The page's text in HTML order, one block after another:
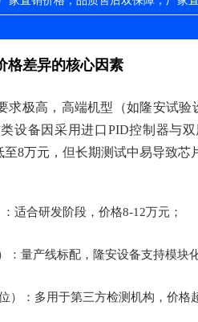
格差异的核心因素
求极高，高端机型（如隆安试
设备因采用进口PID控制器与
8万元，但长期测试中易导致芯
适合研发阶段，价格8-12万元；
：量产线标配，隆安设备支持模块
）：多用于第三方检测机构，价格